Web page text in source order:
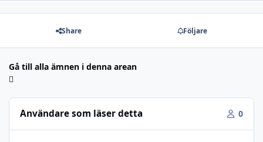
Share Följare
Gå till alla ämnen i denna arean
Användare som läser detta 0